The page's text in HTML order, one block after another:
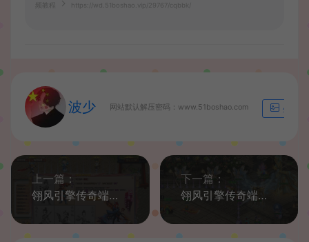
频教程 https://wd.51boshao.vip/29767/cqbbk/
波少 网站默认解压密码：www.51boshao.com 生成海
上一篇：
翎风引擎传奇端游【梦幻西游五职业专属V】最新整理WIN系服务端+配套补丁网站+详细搭建教程+视频教程
下一篇：
翎风引擎传奇端游【独家宇宙神宠第五季神器单职业】最新整理WIN系服务端+配套补丁网站+详细搭建教程+视频教程